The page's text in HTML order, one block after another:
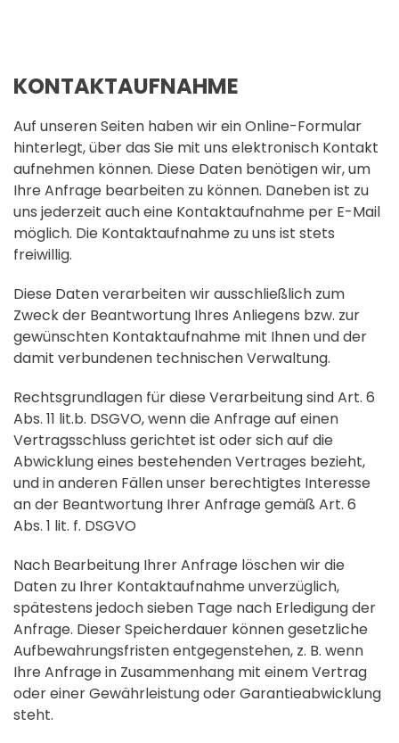
KONTAKTAUFNAHME
Auf unseren Seiten haben wir ein Online-Formular
hinterlegt, über das Sie mit uns elektronisch Kontakt
aufnehmen können. Diese Daten benötigen wir, um
Ihre Anfrage bearbeiten zu können. Daneben ist zu
uns jederzeit auch eine Kontaktaufnahme per E-Mail
möglich. Die Kontaktaufnahme zu uns ist stets
freiwillig.
Diese Daten verarbeiten wir ausschließlich zum
Zweck der Beantwortung Ihres Anliegens bzw. zur
gewünschten Kontaktaufnahme mit Ihnen und der
damit verbundenen technischen Verwaltung.
Rechtsgrundlagen für diese Verarbeitung sind Art. 6
Abs. 11 lit.b. DSGVO, wenn die Anfrage auf einen
Vertragsschluss gerichtet ist oder sich auf die
Abwicklung eines bestehenden Vertrages bezieht,
und in anderen Fällen unser berechtigtes Interesse
an der Beantwortung Ihrer Anfrage gemäß Art. 6
Abs. 1 lit. f. DSGVO
Nach Bearbeitung Ihrer Anfrage löschen wir die
Daten zu Ihrer Kontaktaufnahme unverzüglich,
spätestens jedoch sieben Tage nach Erledigung der
Anfrage. Dieser Speicherdauer können gesetzliche
Aufbewahrungsfristen entgegenstehen, z. B. wenn
Ihre Anfrage in Zusammenhang mit einem Vertrag
oder einer Gewährleistung oder Garantieabwicklung
steht.